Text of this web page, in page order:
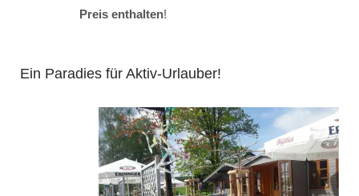
Preis enthalten!
Ein Paradies für Aktiv-Urlauber!